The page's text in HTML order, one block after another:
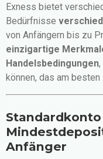
Exness bietet
Bedürfnisse
von Anfängern bis zu
einzigartige
Handelsbedingungen
können, das am
Anfänger